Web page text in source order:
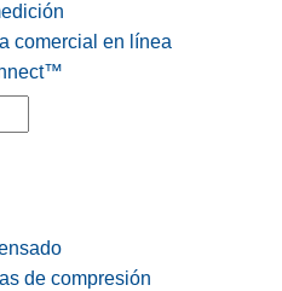
comercial en línea
de compresión